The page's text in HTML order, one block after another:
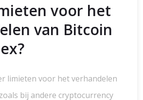
voor het
van Bitcoin
limieten voor het verhandelen
bij andere cryptocurrency